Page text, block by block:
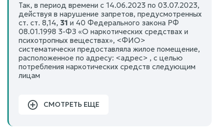
Так, в период времени с 14.06.2023 по 03.07.2023,
действуя в нарушение запретов, предусмотренных
ст. ст. 8,14, 31 и 40 Федерального закона РФ
08.01.1998 3-ФЗ «О наркотических средствах и
психотропных веществах», <ФИО>
систематически предоставляла жилое помещение,
расположенное по адресу: <адрес> , с целью
потребления наркотических средств следующим
лицам
СМОТРЕТЬ ЕЩЕ